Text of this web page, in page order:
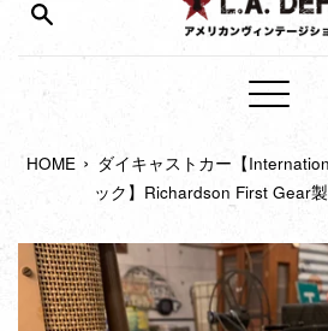
メ
ュ
ー
HOME › ダイキャストカー【
ック】Richardson First Gear